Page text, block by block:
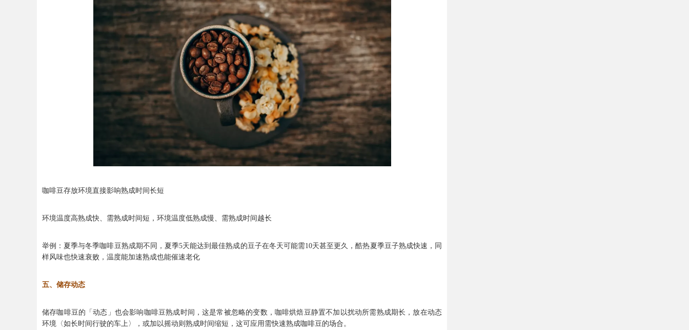
咖啡豆存放环境直接影响熟成时间长短
环境温度高熟成快、需熟成时间短，环境温度低熟成慢、需熟成时间越长
举例：夏季与冬季咖啡豆熟成期不同，夏季5天能达到最佳熟成的豆子在冬天可能需10天甚至更久，酷热夏季豆子熟成快速，同
样风味也快速衰败，温度能加速熟成也能催速老化
五、储存动态
储存咖啡豆的「动态」也会影响咖啡豆熟成时间，这是常被忽略的变数，咖啡烘焙豆静置不加以扰动所需熟成期长，放在动态
环境〈如长时间行驶的车上〉，或加以摇动则熟成时间缩短，这可应用需快速熟成咖啡豆的场合。